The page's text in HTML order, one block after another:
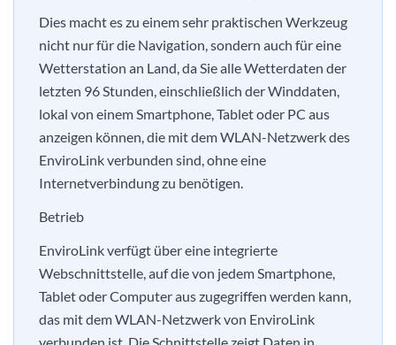
Dies macht es zu einem sehr praktischen Werkzeug
nicht nur für die Navigation, sondern auch für eine
Wetterstation an Land, da Sie alle Wetterdaten der
letzten 96 Stunden, einschließlich der Winddaten,
lokal von einem Smartphone, Tablet oder PC aus
anzeigen können, die mit dem WLAN-Netzwerk des
EnviroLink verbunden sind, ohne eine
Internetverbindung zu benötigen.
Betrieb
EnviroLink verfügt über eine integrierte
Webschnittstelle, auf die von jedem Smartphone,
Tablet oder Computer aus zugegriffen werden kann,
das mit dem WLAN-Netzwerk von EnviroLink